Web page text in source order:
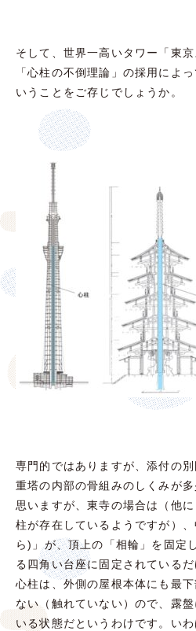
そして、世界一高いタワー「東
「心柱の不倒理論」の採用によ
いうことをご存じでしょうか。
専門的ではありますが、添付の
重塔の内部の骨組みのしくみが
思いますが、東寺の場合は（他
柱が存在しているようですが）
ら)」が、頂上の「相輪」を固定
る四角い台座に固定されている
心柱は、外側の屋根本体にも最
ない（触れていない）ので、露
いる状態だというわけです。い